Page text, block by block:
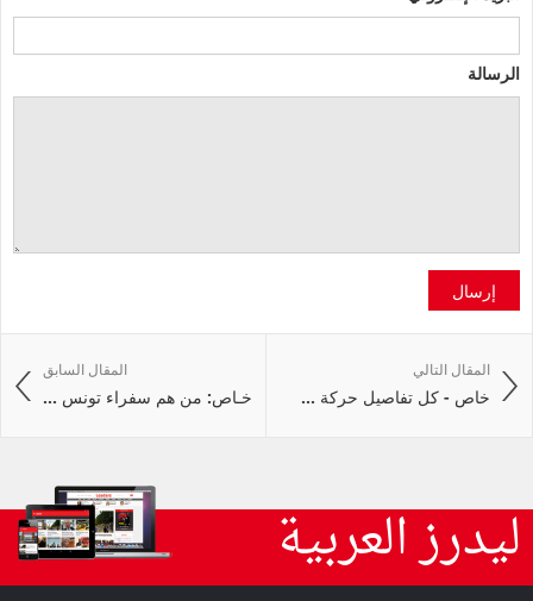
الرسالة
إرسال
المقال السابق
خـاص: من هم سفراء تونس ...
المقال التالي
خاص - كل تفاصيل حركة ...
ليدرز العربية